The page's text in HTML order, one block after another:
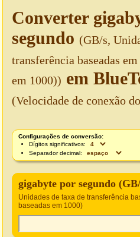
Converter
segundo (GB/s,
transferência baseadas
em 1000)) em
(Velocidade de conexão
Configurações de conversão:
Dígitos significativos:
Separador decimal:
gigabyte por segundo
Unidades de taxa de transferência
baseadas em 1000)